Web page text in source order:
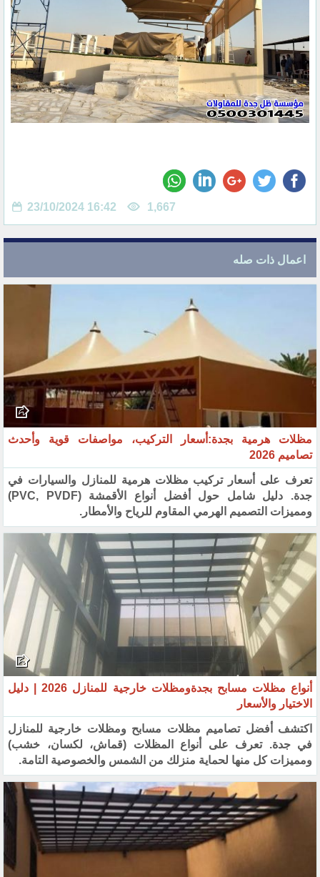
23/10/2024 16:42 1,667
اعمال ذات صله
مظلات هرمية بجدة:أسعار التركيب، مواصفات قوية وأحدث
تصاميم 2026
تعرف على أسعار تركيب مظلات هرمية للمنازل والسيارات في
جدة. دليل شامل حول أفضل أنواع الأقمشة (PVC, PVDF)
ومميزات التصميم الهرمي المقاوم للرياح والأمطار.
أنواع مظلات مسابح بجدةومظلات خارجية للمنازل 2026 | دليل
الاختيار والأسعار
اكتشف أفضل تصاميم مظلات مسابح ومظلات خارجية للمنازل
في جدة. تعرف على أنواع المظلات (قماش، لكسان، خشب)
ومميزات كل منها لحماية منزلك من الشمس والخصوصية التامة.